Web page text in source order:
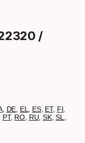
/
, DE EL ES, ET, FI
PT, RO RU ,SK,SL